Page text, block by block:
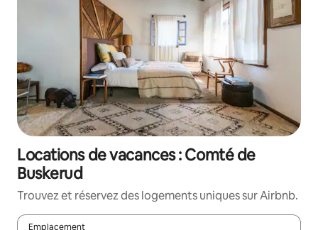
Locations de vacances : Comté de
Buskerud
Trouvez et réservez des logements uniques sur Airbnb.
Emplacement